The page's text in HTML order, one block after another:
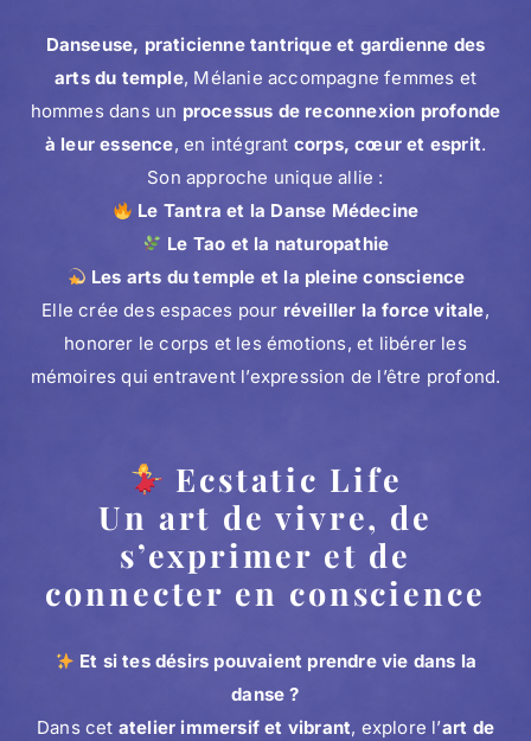
Danseuse, praticienne tantrique et gardienne des
arts du temple, Mélanie accompagne femmes et
hommes dans un processus de reconnexion profonde
à leur essence, en intégrant corps, cœur et esprit.
Son approche unique allie :
Le Tantra et la Danse Médecine
Le Tao et la naturopathie
Les arts du temple et la pleine conscience
Elle crée des espaces pour réveiller la force vitale,
honorer le corps et les émotions, et libérer les
mémoires qui entravent l’expression de l’être profond.
Ecstatic Life
Un art de vivre, de
s’exprimer et de
connecter en conscience
Et si tes désirs pouvaient prendre vie dans la
danse ?
Dans cet atelier immersif et vibrant, explore l’art de